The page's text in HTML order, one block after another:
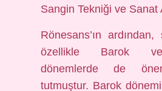
Sangin Tekniği ve Sanat
Rönesans’ın
özellikle Barok
dönemlerde de
tutmuştur. Barok